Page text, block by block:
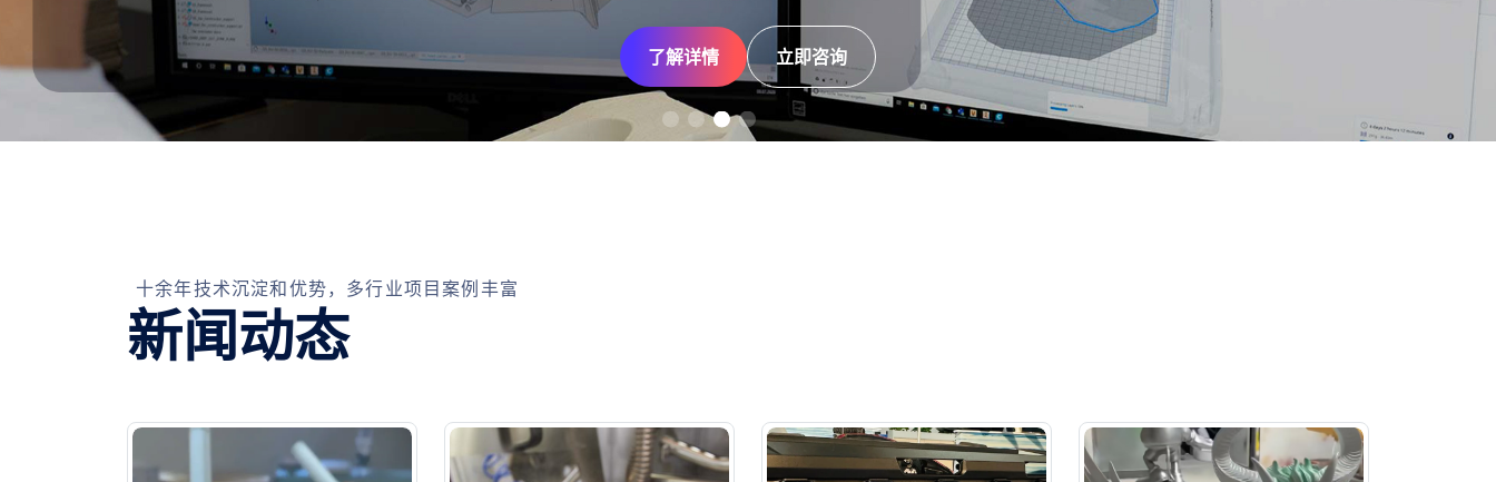
了解详情 立即咨询
了解详情 立即咨询
了解详情 立即咨询
了解详情 立即咨询
十余年技术沉淀和优势，多行业项目案例丰富
新闻动态